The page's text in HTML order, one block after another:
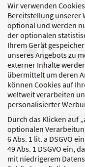
Wir verwenden
Bereitstellung unserer
optional und werden
der optionalen
Ihrem Gerät
unseres Angebots zu
externer Inhalte
übermittelt um deren
können Cookies auf
weltweit verarbeiten
personalisierter
Durch das Klicken auf
optionalen
6 Abs. 1 lit. a DSGVO
49 Abs. 1 DSGVO ein,
mit niedrigerem
GEFÖRDERT VON
Das DJI wird
für Bildung, Familie,
Senioren, Frauen und
sowie den